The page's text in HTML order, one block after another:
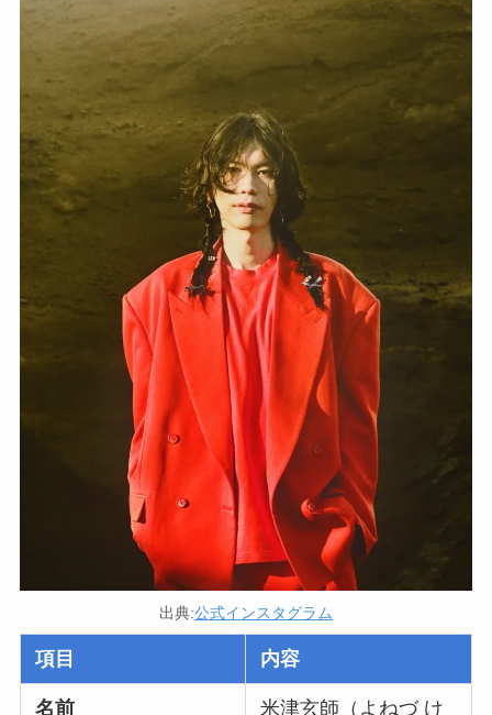
出典:公式インスタグラム
項目 内容
名前 米津玄師（よねづ け